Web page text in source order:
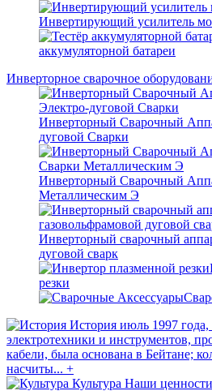
Инвертирующий усилитель
аккумуляторной батареи
Инверторное сварочное
Инверторный Сварочный
дуговой Сварки
Инверторный Сварочный
Металлическим Э
Инверторный сварочный
дуговой сварк
резки
История июль 1997
электротехники и инструментов,
кабели, была основана в Бейтане;
насчиты... +
Культура Наши